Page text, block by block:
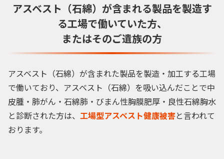
アスベスト（石綿）が含まれる製品を製造す
る工場で働いていた方、
またはそのご遺族の方
アスベスト（石綿）が含まれた製品を製造・加工する工場
で働いており、アスベスト（石綿）を吸い込んだことで中
皮腫・肺がん・石綿肺・びまん性胸膜肥厚・良性石綿胸水
と診断された方は、 工場型アスベスト健康被害と言われて
おります。